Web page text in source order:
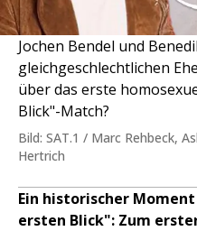
Jochen Bendel und
gleichgeschlechtlichen
über das erste
Blick"-Match?
Bild: SAT.1 / Marc Rehbeck,
Hertrich
Ein historischer
ersten Blick": Zum